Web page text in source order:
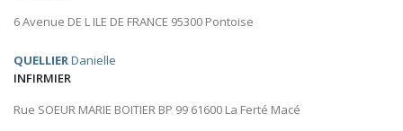
6 Avenue DE L ILE DE FRANCE 95300 Pontoise
QUELLIERDanielle
INFIRMIER
Rue SOEUR MARIE BOITIER BP 99 61600 La Ferté Macé